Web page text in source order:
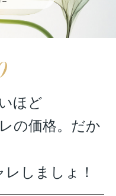
ほど
の価格。 だか
しましょ！